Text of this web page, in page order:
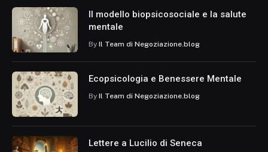
Il modello biopsicosociale e la salute
mentale
By Il Team di Negoziazione.blog
Ecopsicologia e Benessere Mentale
By Il Team di Negoziazione.blog
Lettere a Lucilio di Seneca